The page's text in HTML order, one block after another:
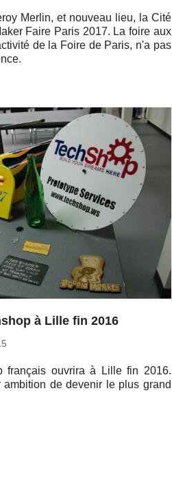
Merlin, et nouveau lieu, la Cité
Faire Paris 2017. La foire aux
de la Foire de Paris, n'a pas
à Lille fin 2016
fran­çais ouvrira à Lille fin 2016.
de devenir le plus grand